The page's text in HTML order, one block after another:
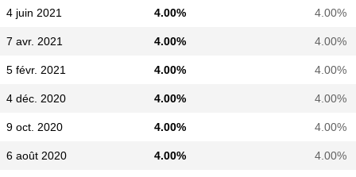
4 juin 2021 4.00% 4.00%
7 avr. 2021 4.00% 4.00%
5 févr. 2021 4.00% 4.00%
4 déc. 2020 4.00% 4.00%
9 oct. 2020 4.00% 4.00%
6 août 2020 4.00% 4.00%